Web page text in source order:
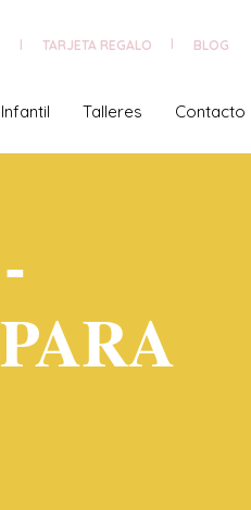
TARJETA REGALO BLOG
Talleres Contacto